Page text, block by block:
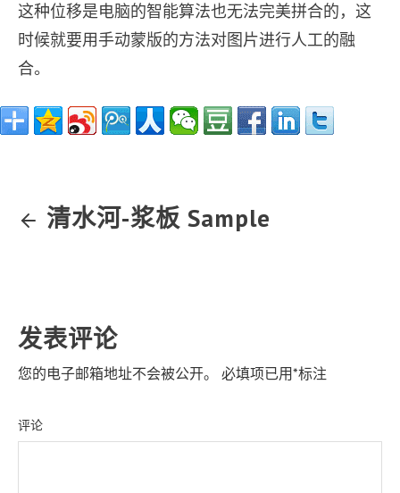
这种位移是电脑的智能算法也无法完美拼合的，这
时候就要用手动蒙版的方法对图片进行人工的融
合。
清水河-浆板 Sample
发表评论
您的电子邮箱地址不会被公开。 必填项已用*标注
评论